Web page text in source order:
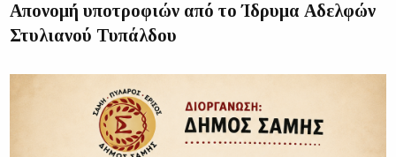
Απονομή υποτροφιών από το Ίδρυμα Αδελφών
Στυλιανού Τυπάλδου